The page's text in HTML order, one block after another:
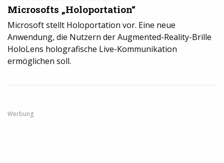
Microsofts „Holoportation“
Microsoft stellt Holoportation vor. Eine neue
Anwendung, die Nutzern der Augmented-Reality-Brille
HoloLens holografische Live-Kommunikation
ermöglichen soll.
Werbung